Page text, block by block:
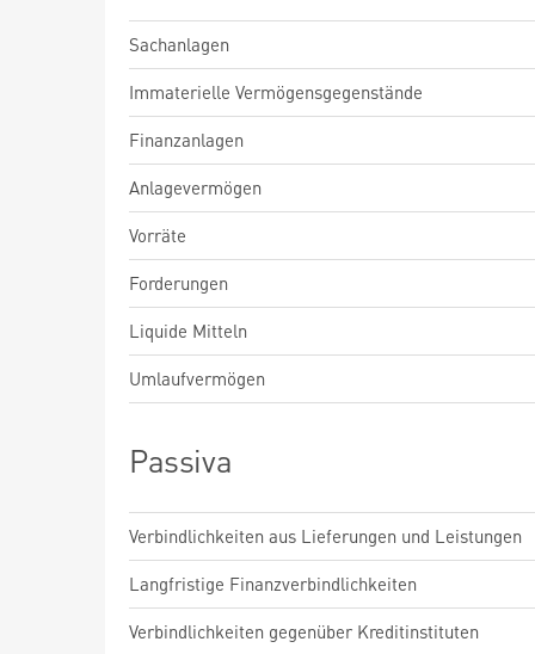
Sachanlagen
Immaterielle Vermögensgegenstände
Finanzanlagen
Anlagevermögen
Vorräte
Forderungen
Liquide Mitteln
Umlaufvermögen
Passiva
Verbindlichkeiten aus Lieferungen und Leistungen
Langfristige Finanzverbindlichkeiten
Verbindlichkeiten gegenüber Kreditinstituten